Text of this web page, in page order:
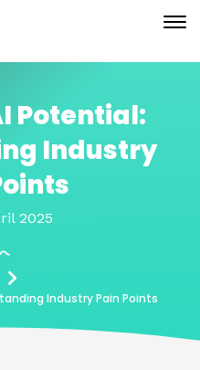
Potential:
Industry
2025
Industry Pain Points